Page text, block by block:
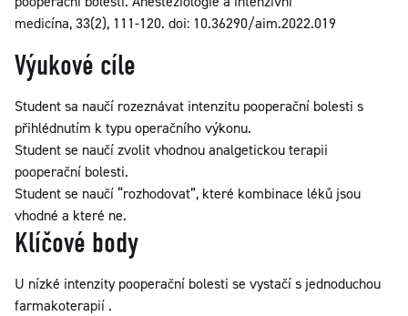
medicína, 33(2), 111-120. doi: 10.36290/aim.2022.019
Výukové cíle
Student sa naučí rozeznávat intenzitu pooperační bolesti s
přihlédnutím k typu operačního výkonu.
Student se naučí zvolit vhodnou analgetickou terapii
pooperační bolesti.
Student se naučí “rozhodovat”, které kombinace léků jsou
vhodné a které ne.
Klíčové body
U nízké intenzity pooperační bolesti se vystačí s jednoduchou
farmakoterapií .